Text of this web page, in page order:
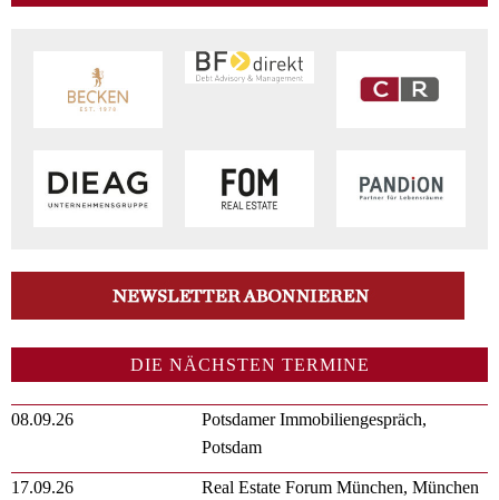
DIE NÄCHSTEN TERMINE
08.09.26
Potsdamer Immobiliengespräch,
Potsdam
17.09.26 Real Estate Forum München, München